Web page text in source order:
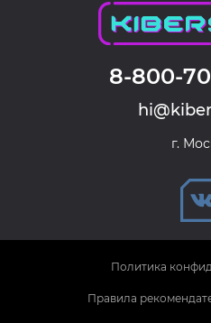
8-800-
г.
Политика
Правила